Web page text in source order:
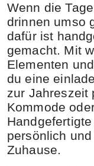
Wenn die
drinnen umso
dafür ist
gemacht. Mit
Elementen
du eine
zur Jahreszeit
Kommode
persönlich
Zuhause.